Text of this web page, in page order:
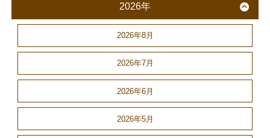
2026年
2026年8月
2026年7月
2026年6月
2026年5月